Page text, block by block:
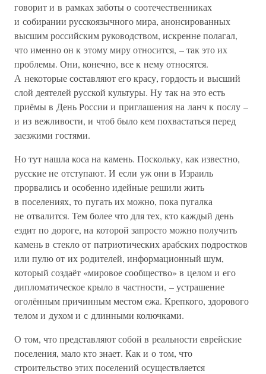
говорит и в рамках заботы о соотечественниках
и собирании русскоязычного мира, анонсированных
высшим российским руководством, искренне полагал,
что именно он к этому миру относится, – так это их
проблемы. Они, конечно, все к нему относятся.
А некоторые составляют его красу, гордость и высший
слой деятелей русской культуры. Ну так на это есть
приёмы в День России и приглашения на ланч к послу –
и из вежливости, и чтоб было кем похвастаться перед
заезжими гостями.
Но тут нашла коса на камень. Поскольку, как известно,
русские не отступают. И если уж они в Израиль
прорвались и особенно идейные решили жить
в поселениях, то пугать их можно, пока пугалка
не отвалится. Тем более что для тех, кто каждый день
ездит по дороге, на которой запросто можно получить
камень в стекло от патриотических арабских подростков
или пулю от их родителей, информационный шум,
который создаёт «мировое сообщество» в целом и его
дипломатическое крыло в частности, – устрашение
оголённым причинным местом ежа. Крепкого, здорового
телом и духом и с длинными колючками.
О том, что представляют собой в реальности еврейские
поселения, мало кто знает. Как и о том, что
строительство этих поселений осуществляется